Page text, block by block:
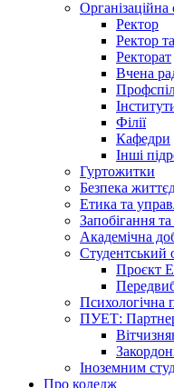
Організаційна
Ректор
Ректор
Ректорат
Вчена
Філії
Кафедри
Інші
Гуртожитки
Безпека
Етика та
Запобігання
Академічна
Студентський
Проєкт
Психологічна
ПУЕТ:
Іноземним
Про коледж